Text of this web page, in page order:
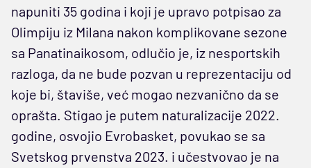
napuniti 35 godina i koji je upravo potpisao za
Olimpiju iz Milana nakon komplikovane sezone
sa Panatinaikosom, odlučio je, iz nesportskih
razloga, da ne bude pozvan u reprezentaciju od
koje bi, štaviše, već mogao nezvanično da se
oprašta. Stigao je putem naturalizacije 2022.
godine, osvojio Evrobasket, povukao se sa
Svetskog prvenstva 2023. i učestvovao je na